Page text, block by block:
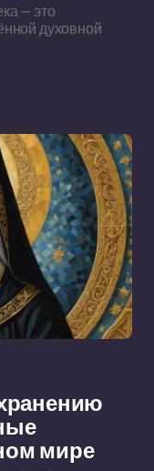
— это
духовной
мире